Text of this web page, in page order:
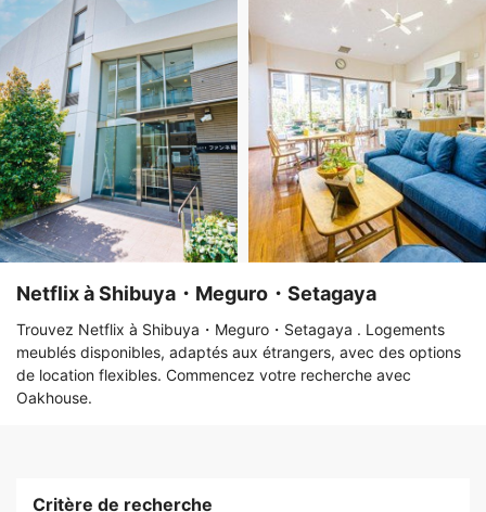
Netflix à Shibuya・Meguro・Setagaya
Trouvez Netflix à Shibuya・Meguro・Setagaya . Logements
meublés disponibles, adaptés aux étrangers, avec des options
de location flexibles. Commencez votre recherche avec
Oakhouse.
Critère de recherche